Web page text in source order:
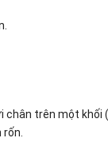
chân trên một